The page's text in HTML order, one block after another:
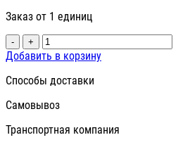
Заказ от 1 единиц
- +
Добавить в корзину
Способы доставки
Самовывоз
Транспортная компания